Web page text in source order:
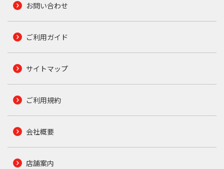
お問い合わせ
ご利用ガイド
サイトマップ
ご利用規約
会社概要
店舗案内